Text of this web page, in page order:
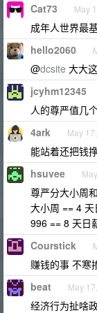
Cat73 May
成年人世界最
hello2060
@dcsite 大大
jcyhm12345
人的尊严值几
4ark May
能站着还把钱
hsuvee
尊严分大小周
大小周 == 4 天
996 == 8 天日
Courstick
赚钱的事 不寒
beat May
经济行为扯啥